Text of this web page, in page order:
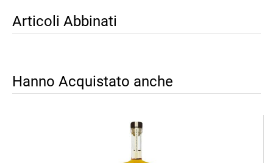
Articoli Abbinati
Hanno Acquistato anche